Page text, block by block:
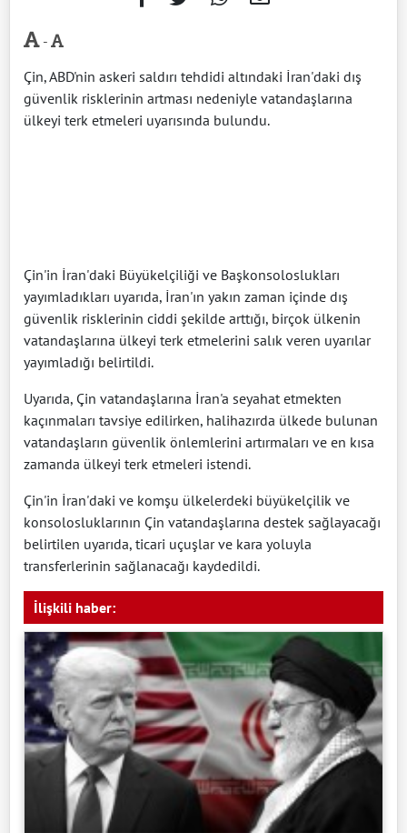
-
Çin, ABD'nin askeri saldırı tehdidi altındaki İran'daki dış
güvenlik risklerinin artması nedeniyle vatandaşlarına
ülkeyi terk etmeleri uyarısında bulundu.
Çin'in İran'daki Büyükelçiliği ve Başkonsoloslukları
yayımladıkları uyarıda, İran'ın yakın zaman içinde dış
güvenlik risklerinin ciddi şekilde arttığı, birçok ülkenin
vatandaşlarına ülkeyi terk etmelerini salık veren uyarılar
yayımladığı belirtildi.
Uyarıda, Çin vatandaşlarına İran'a seyahat etmekten
kaçınmaları tavsiye edilirken, halihazırda ülkede bulunan
vatandaşların güvenlik önlemlerini artırmaları ve en kısa
zamanda ülkeyi terk etmeleri istendi.
Çin'in İran'daki ve komşu ülkelerdeki büyükelçilik ve
konsolosluklarının Çin vatandaşlarına destek sağlayacağı
belirtilen uyarıda, ticari uçuşlar ve kara yoluyla
transferlerinin sağlanacağı kaydedildi.
İlişkili haber: